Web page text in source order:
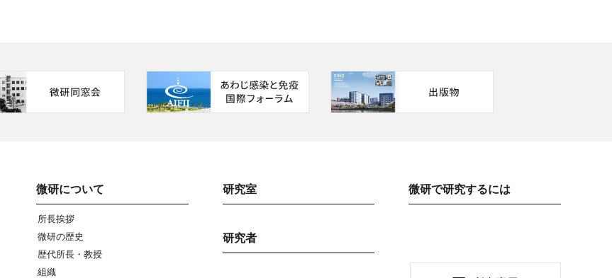
微研について
所長挨拶
微研の歴史
歴代所長・教授
組織
研究室
研究者
微研で研究するには